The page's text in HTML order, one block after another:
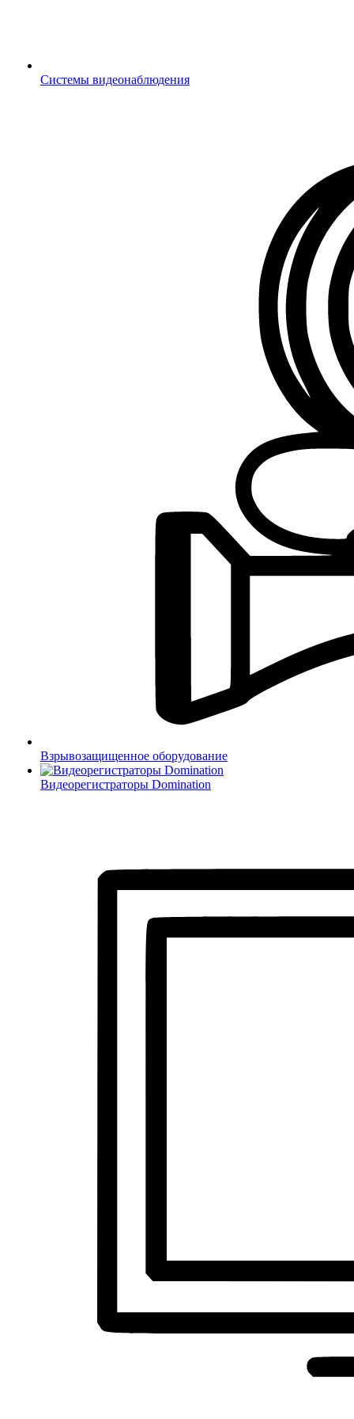
Системы видеонаблюдения
Взрывозащищенное оборудование
Видеорегистраторы Domination